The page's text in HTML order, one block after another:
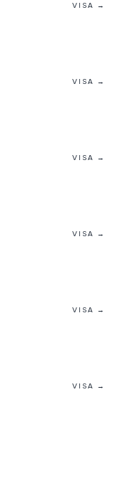
VISA →
VISA →
VISA →
VISA →
VISA →
VISA →